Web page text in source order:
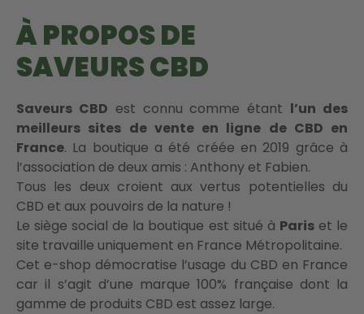
À PROPOS DE
SAVEURS CBD
Saveurs CBD est connu comme étant l’un des
meilleurs sites de vente en ligne de CBD en
France. La boutique a été créée en 2019 grâce à
l’association de deux amis : Anthony et Fabien.
Tous les deux croient aux vertus potentielles du
CBD et aux pouvoirs de la nature !
Le siège social de la boutique est situé à Pariset le
site travaille uniquement en France Métropolitaine.
Cet e-shop démocratise l’usage du CBD en France
car il s’agit d’une marque 100% française dont la
gamme de produits CBD est assez large.